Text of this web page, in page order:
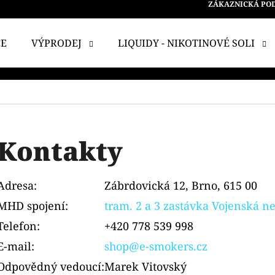
ZÁKAZNICKÁ
VÝPRODEJ LIQUIDY - NIKOTINOVÉ SOLI
Zábrdovická 12, Brno, 615 00
spojení:
tram. 2 a 3 zastávka Vojenská
+420 778 539 998
mail:
shop@e-smokers.cz
vedoucí:Marek Vitovský
NAJÍT?
DOPORUČUJEME